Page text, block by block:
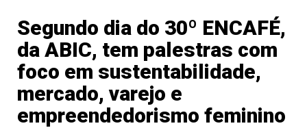
Segundo dia do 30º ENCAFÉ,
da ABIC, tem palestras com
foco em sustentabilidade,
mercado, varejo e
empreendedorismo feminino